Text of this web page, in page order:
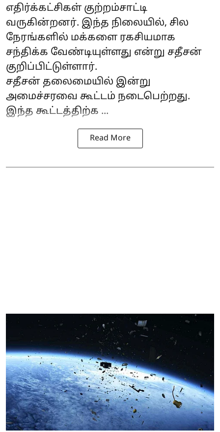
எதிர்க்கட்சிகள் குற்றம்சாட்டி
வருகின்றனர். இந்த நிலையில், சில
நேரங்களில் மக்களை ரகசியமாக
சந்திக்க வேண்டியுள்ளது என்று சதீசன்
குறிப்பிட்டுள்ளார்.
சதீசன் தலைமையில் இன்று
அமைச்சரவை கூட்டம் நடைபெற்றது.
இந்த கூட்டத்திற்க ...
Read More